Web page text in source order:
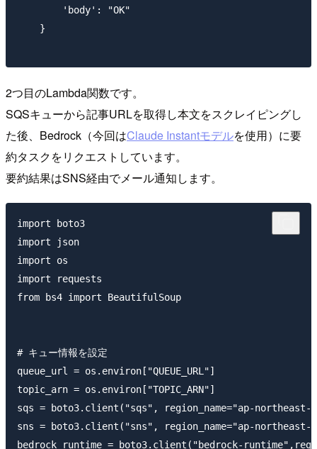
        'body': "OK"
    }
2つ目のLambda関数です。
SQSキューから記事URLを取得し本文をスクレイピングし
た後、Bedrock（今回はClaude Instantモデルを使用）に要
約タスクをリクエストしています。
要約結果はSNS経由でメール通知します。
import boto3
import json
import os
import requests
from bs4 import BeautifulSoup
# キュー情報を設定
queue_url = os.environ["QUEUE_URL"]
topic_arn = os.environ["TOPIC_ARN"]
sqs = boto3.client("sqs", region_name="ap-northeast-
sns = boto3.client("sns", region_name="ap-northeast-
bedrock_runtime = boto3.client("bedrock-